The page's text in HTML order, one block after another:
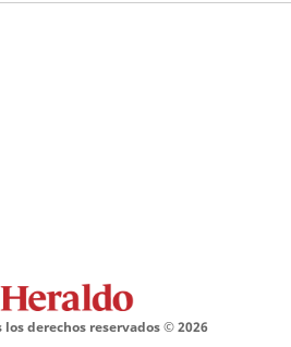
los derechos reservados ©2026